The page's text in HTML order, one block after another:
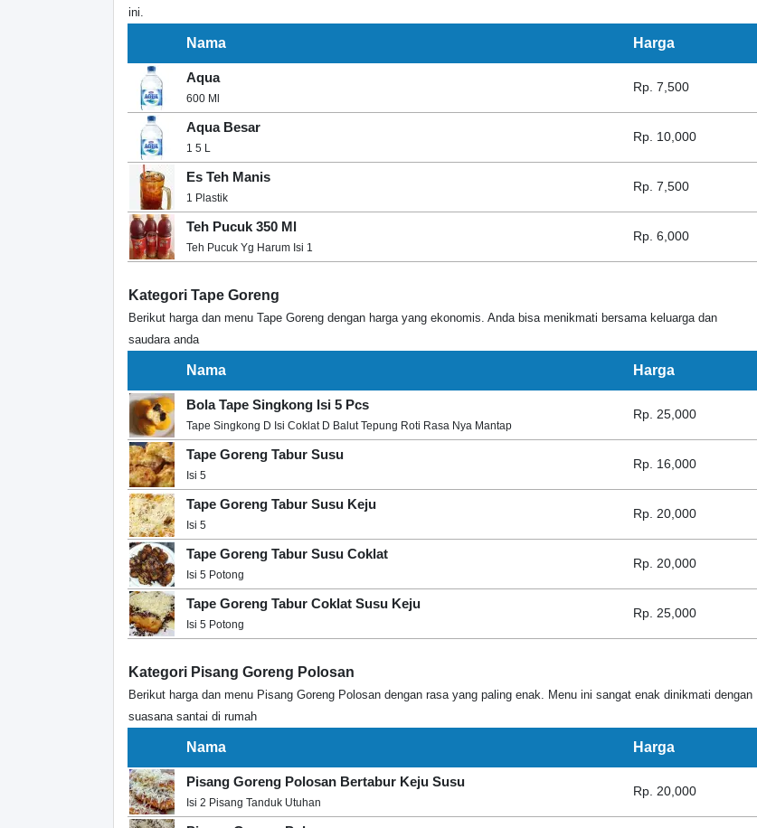
ini.
Nama Harga
Aqua
600 Ml
Rp. 7,500
Aqua Besar
1 5 L
Rp. 10,000
Es Teh Manis
1 Plastik
Rp. 7,500
Teh Pucuk 350 Ml
Teh Pucuk Yg Harum Isi 1
Rp. 6,000
Kategori Tape Goreng
Berikut harga dan menu Tape Goreng dengan harga yang ekonomis. Anda bisa menikmati bersama keluarga dan
saudara anda
Nama Harga
Bola Tape Singkong Isi 5 Pcs
Tape Singkong D Isi Coklat D Balut Tepung Roti Rasa Nya Mantap
Rp. 25,000
Tape Goreng Tabur Susu
Isi 5
Rp. 16,000
Tape Goreng Tabur Susu Keju
Isi 5
Rp. 20,000
Tape Goreng Tabur Susu Coklat
Isi 5 Potong
Rp. 20,000
Tape Goreng Tabur Coklat Susu Keju
Isi 5 Potong
Rp. 25,000
Kategori Pisang Goreng Polosan
Berikut harga dan menu Pisang Goreng Polosan dengan rasa yang paling enak. Menu ini sangat enak dinikmati dengan
suasana santai di rumah
Nama Harga
Pisang Goreng Polosan Bertabur Keju Susu
Isi 2 Pisang Tanduk Utuhan
Rp. 20,000